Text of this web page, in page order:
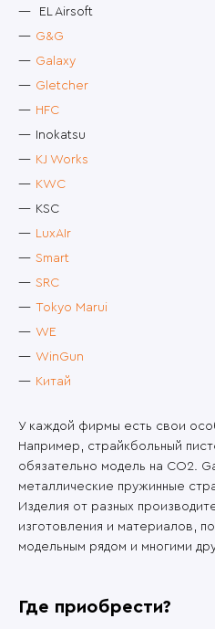
EL Airsoft
G&G
Galaxy
Gletcher
HFC
Inokatsu
KJ Works
KWC
KSC
LuxAIr
Smart
SRC
Tokyo Marui
WE
WinGun
Китай
У каждой фирмы есть свои
Например, страйкбольный
обязательно модель на CO2.
металлические пружинные
Изделия от разных
изготовления и материалов,
модельным рядом и многими
Где приобрести?